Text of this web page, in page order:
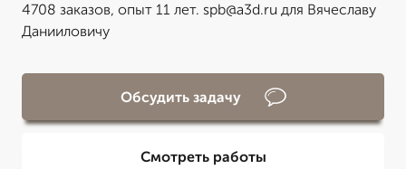
4708 заказов, опыт 11 лет. spb@a3d.ru для Вячеславу
Данииловичу
Обсудить задачу
Смотреть работы